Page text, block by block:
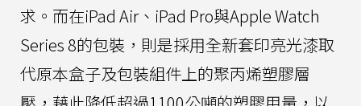
求。而在iPad Air、iPad Pro與Apple Watch
Series 8的包裝，則是採用全新套印亮光漆取
代原本盒子及包裝組件上的聚丙烯塑膠層